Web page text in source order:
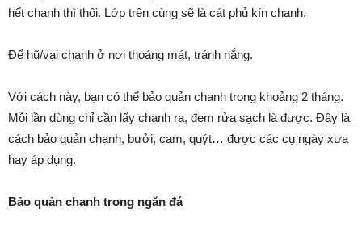
hết chanh thì thôi. Lớp trên cùng sẽ là cát phủ kín chanh.
Để hũ/vại chanh ở nơi thoáng mát, tránh nắng.
Với cách này, bạn có thể bảo quản chanh trong khoảng 2 tháng.
Mỗi lần dùng chỉ cần lấy chanh ra, đem rửa sạch là được. Đây là
cách bảo quản chanh, bưởi, cam, quýt… được các cụ ngày xưa
hay áp dụng.
Bảo quản chanh trong ngăn đá